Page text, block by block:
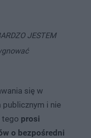
JESTEM
się w
i nie
tego prosi
o bezpośredni